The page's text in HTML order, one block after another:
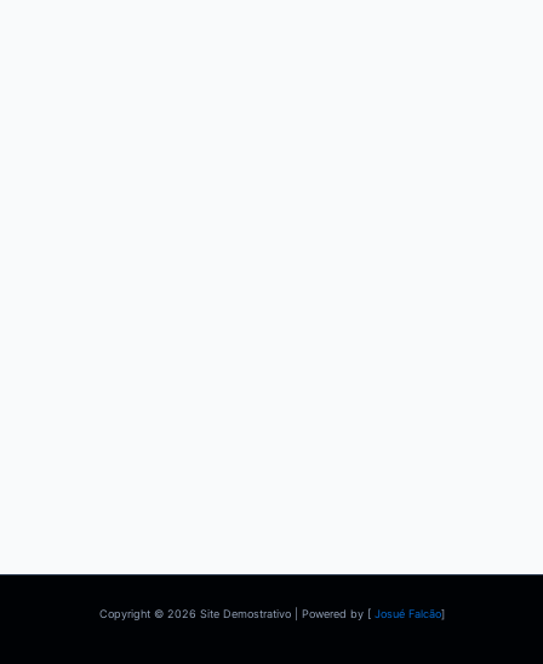
Copyright © 2026 Site Demostrativo | Powered by [ Josué Falcão]